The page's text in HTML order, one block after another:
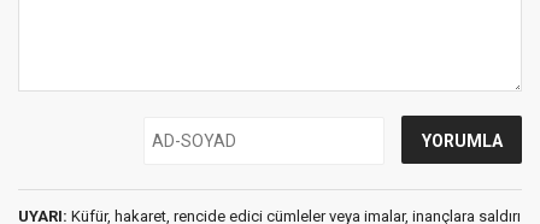
UYARI: Küfür, hakaret, rencide edici cümleler veya imalar, inançlara saldırı